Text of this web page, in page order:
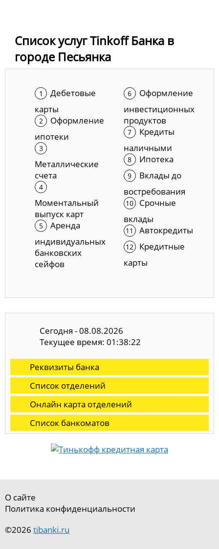
Список услуг Tinkoff Банка в
городе Песьянка
Дебетовые
карты
Оформление
ипотеки
Металлические
счета
Моментальный
выпуск карт
Аренда
индивидуальных
банковских
сейфов
Оформление
инвестиционных
продуктов
Кредиты
наличными
Ипотека
Вклады до
востребования
Срочные
вклады
Автокредиты
Кредитные
карты
Сегодня - 08.08.2026
Текущее время: 01:38:23
Реквизиты банка
Список отделений
Онлайн карта отделений
Список банкоматов
О сайте
Политика конфиденциальности
©2026 tibanki.ru